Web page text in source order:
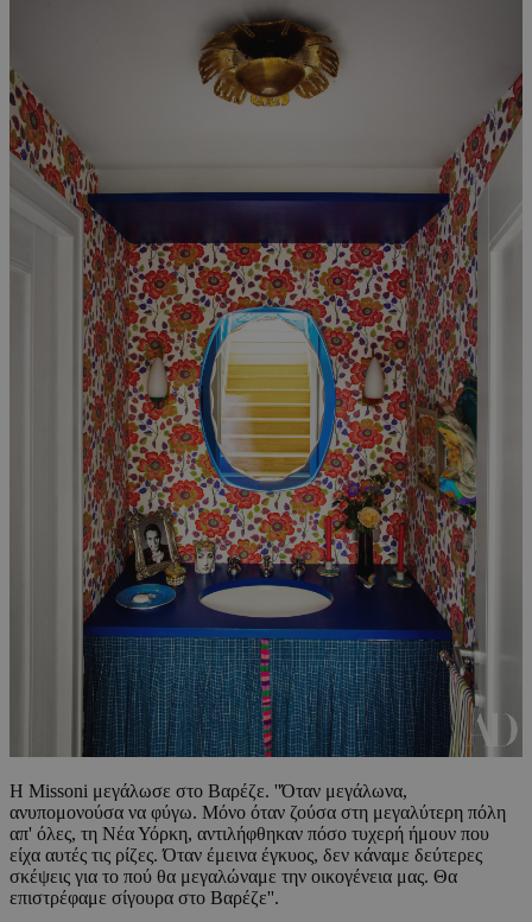
Η Missoni μεγάλωσε στο Βαρέζε. ''Όταν μεγάλωνα,
ανυπομονούσα να φύγω. Μόνο όταν ζούσα στη μεγαλύτερη πόλη
απ' όλες, τη Νέα Υόρκη, αντιλήφθηκαν πόσο τυχερή ήμουν που
είχα αυτές τις ρίζες. Όταν έμεινα έγκυος, δεν κάναμε δεύτερες
σκέψεις για το πού θα μεγαλώναμε την οικογένεια μας. Θα
επιστρέφαμε σίγουρα στο Βαρέζε''.